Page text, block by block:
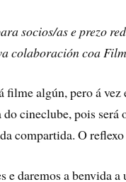
socios/as e prezo
colaboración coa
filme algún, pero á
cineclube, pois será
compartida. O
e daremos a benvida